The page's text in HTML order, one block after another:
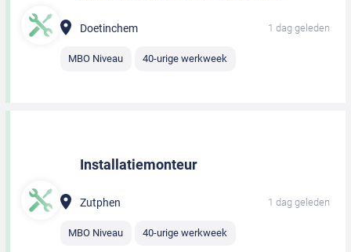
Doetinchem 1 dag geleden
MBO Niveau 40-urige werkweek
Installatiemonteur
Zutphen 1 dag geleden
MBO Niveau 40-urige werkweek